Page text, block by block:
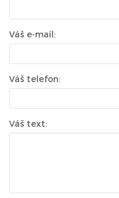
Váš e-mail:
Váš telefon:
Váš text: